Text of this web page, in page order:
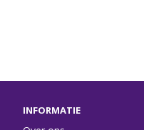
INFORMATIE